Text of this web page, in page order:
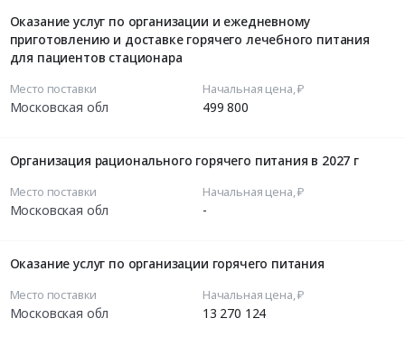
Оказание услуг по организации и ежедневному
приготовлению и доставке горячего лечебного питания
для пациентов стационара
Место поставки
Московская обл
Начальная цена, ₽
499 800
Организация рационального горячего питания в 2027 г
Место поставки
Московская обл
Начальная цена, ₽
-
Оказание услуг по организации горячего питания
Место поставки
Московская обл
Начальная цена, ₽
13 270 124